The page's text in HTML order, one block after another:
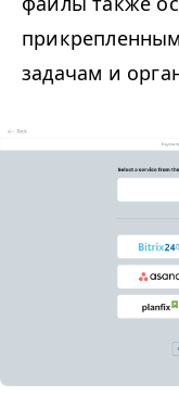
задачам и